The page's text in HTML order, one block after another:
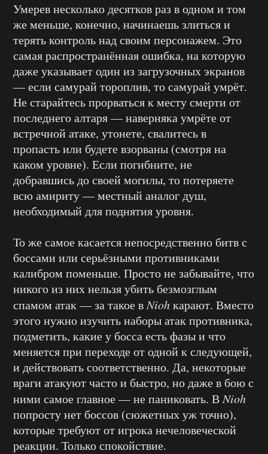
Умерев несколько десятков раз в одном и том
же меньше, конечно, начинаешь злиться и
терять контроль над своим персонажем. Это
самая распространённая ошибка, на которую
даже указывает один из загрузочных экранов
— если самурай тороплив, то самурай умрёт.
Не старайтесь прорваться к месту смерти от
последнего алтаря — наверняка умрёте от
встречной атаке, утонете, свалитесь в
пропасть или будете взорваны (смотря на
каком уровне). Если погибните, не
добравшись до своей могилы, то потеряете
всю амириту — местный аналог душ,
необходимый для поднятия уровня.
То же самое касается непосредственно битв с
боссами или серьёзными противниками
калибром поменьше. Просто не забывайте, что
никого из них нельзя убить безмозглым
спамом атак — за такое вNiohкарают. Вместо
этого нужно изучить наборы атак противника,
подметить, какие у босса есть фазы и что
меняется при переходе от одной к следующей,
и действовать соответственно. Да, некоторые
враги атакуют часто и быстро, но даже в бою с
ними самое главное — не паниковать. ВNioh
попросту нет боссов (сюжетных уж точно),
которые требуют от игрока нечеловеческой
реакции. Только спокойствие.